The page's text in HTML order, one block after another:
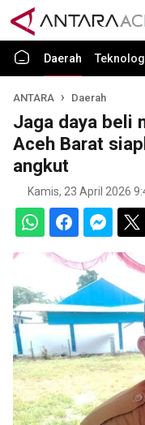
Daerah
ANTARA Daerah
Jaga daya beli
Aceh Barat
angkut
Kamis, 23 April 2026